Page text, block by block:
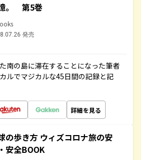
。 第5巻
発売
南の島に滞在することになった筆者
ルでマジカルな45日間の記録と記
詳細を見る
の歩き方 ウィズコロナ旅の安
安全BOOK